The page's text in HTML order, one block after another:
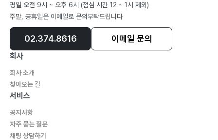
평일 오전 9시 ~ 오후 6시 (점심 시간 12 ~ 1시 제외)
주말, 공휴일은 이메일로 문의부탁드립니다
02.374.8616 이메일 문의
회사
회사 소개
찾아오는 길
서비스
공지사항
자주 묻는 질문
채팅 상담하기